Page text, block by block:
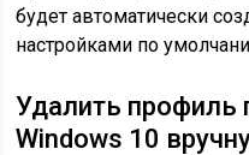
будет автоматически
настройками по
Удалить профиль
Windows 10